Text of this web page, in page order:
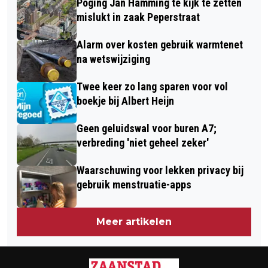
GEDEMPTE GRACHT
KLAAR VOOR INSPECTIE;
ASIELZOEKERS NOG NIET WELKOM
Poging Jan Hamming te kijk te zetten
mislukt in zaak Peperstraat
Alarm over kosten gebruik warmtenet
na wetswijziging
Twee keer zo lang sparen voor vol
boekje bij Albert Heijn
Geen geluidswal voor buren A7;
verbreding 'niet geheel zeker'
Waarschuwing voor lekken privacy bij
gebruik menstruatie-apps
Meer artikelen